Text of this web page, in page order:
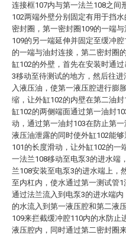
连接框107内与第一法兰108之间
102两端外壁分别固定有用于挡
密封圈，第一密封圈109的一端
109的另一端延伸并固定至缓冲
的一端与油封连接，第二密封圈
缸102的外壁，首先在安装时通
3移动至待测试的地方，然后往
入液压油，使第一液压腔进行膨
缩，让外缸102的内壁在第二油
缸102的两侧端面通过第一油封
动，通过第一油封103在防止第
液压油泄露的同时使外缸102能
101的长度滑动，让外缸102的一
一法兰108移动至电泵3的进水端
兰108安装至电泵3的进水端上，
至内杠内，使水通过第一测试管
通过法兰流入到电泵3的进水端
的水流入到第一液压腔和第二液
109来拦截缓冲腔110内的水防止
液压腔内，同时通过第二密封圈